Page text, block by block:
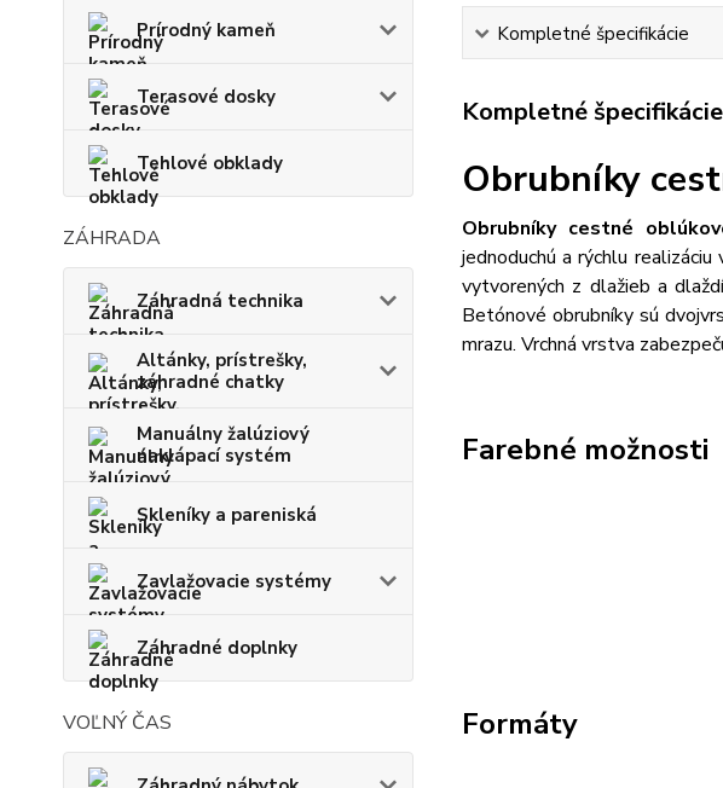
Prírodný kameň
Terasové dosky
Tehlové obklady
ZÁHRADA
Záhradná technika
Altánky, prístrešky,
záhradné chatky
Manuálny žalúziový
naklápací systém
Skleníky a pareniská
Zavlažovacie systémy
Záhradné doplnky
VOĽNÝ ČAS
Kompletné špecifikácie
Kompletné špecifikácie
Obrubníky
Obrubníky cestné
jednoduchú a rýchlu realizáciu
vytvorených z dlažieb a
Betónové obrubníky sú
mrazu. Vrchná vrstva
Farebné možnosti
Formáty